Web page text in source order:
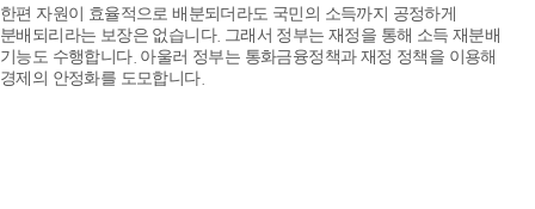
한편 자원이 효율적으로 배분되더라도 국민의 소득까지 공정하게
분배되리라는 보장은 없습니다. 그래서 정부는 재정을 통해 소득 재분배
기능도 수행합니다. 아울러 정부는 통화금융정책과 재정 정책을 이용해
경제의 안정화를 도모합니다.